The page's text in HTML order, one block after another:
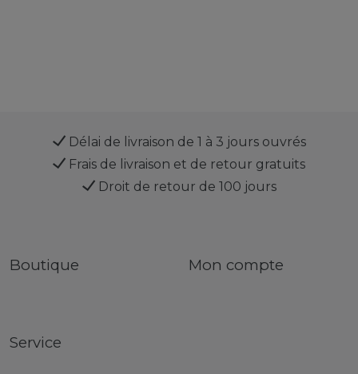
Délai de livraison de 1 à 3 jours ouvrés
Frais de livraison et de retour gratuits
Droit de retour de 100 jours
Boutique Mon compte
Service